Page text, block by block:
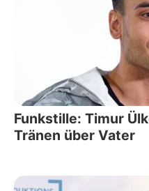
Funkstille: Timur
Tränen über Vater